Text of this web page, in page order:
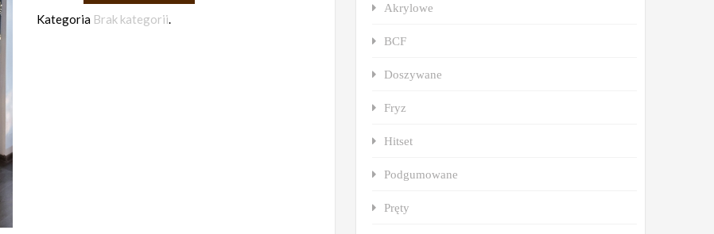
Marmur
Kategoria Brak kategorii.
Akrylowe
BCF
Doszywane
Fryz
Hitset
Podgumowane
Pręty